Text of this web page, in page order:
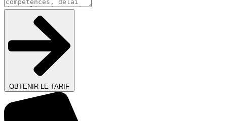
OBTENIR LE TARIF